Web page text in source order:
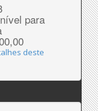
para
deste